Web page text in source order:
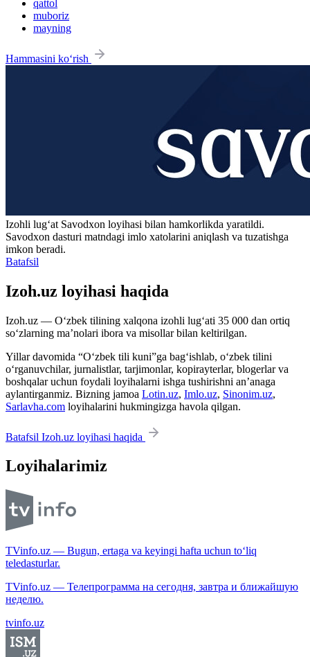
qattol
muboriz
mayning
Hammasini ko‘rish
Izohli lugʻat Savodxon loyihasi bilan hamkorlikda yaratildi.
Savodxon dasturi matndagi imlo xatolarini aniqlash va tuzatishga
imkon beradi.
Batafsil
Izoh.uz loyihasi haqida
Izoh.uz — O‘zbek tilining xalqona izohli lug‘ati 35 000 dan ortiq
so‘zlarning ma’nolari ibora va misollar bilan keltirilgan.
Yillar davomida “O‘zbek tili kuni”ga bag‘ishlab, o‘zbek tilini
o‘rganuvchilar, jurnalistlar, tarjimonlar, kopirayterlar, blogerlar va
boshqalar uchun foydali loyihalarni ishga tushirishni an’anaga
aylantirganmiz. Bizning jamoa Lotin.uz, Imlo.uz, Sinonim.uz,
Sarlavha.com loyihalarini hukmingizga havola qilgan.
Batafsil Izoh.uz loyihasi haqida
Loyihalarimiz
TVinfo.uz — Bugun, ertaga va keyingi hafta uchun to‘liq
teledasturlar.
TVinfo.uz — Телепрограмма на сегодня, завтра и ближайшую
неделю.
tvinfo.uz